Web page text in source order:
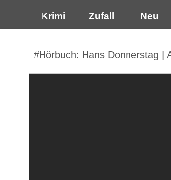
Krimi Zufall Neu
#Hörbuch: Hans Donnerstag |